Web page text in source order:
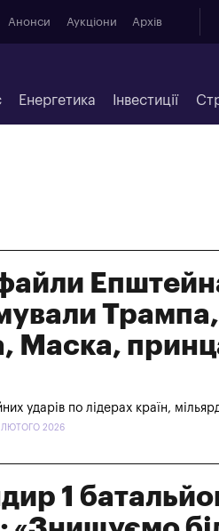
Анонси Аукціони Архів
Енергетика Інвестиції
Маска,
ударів по лідерах країн,
ЛЮТОГО 2026
1